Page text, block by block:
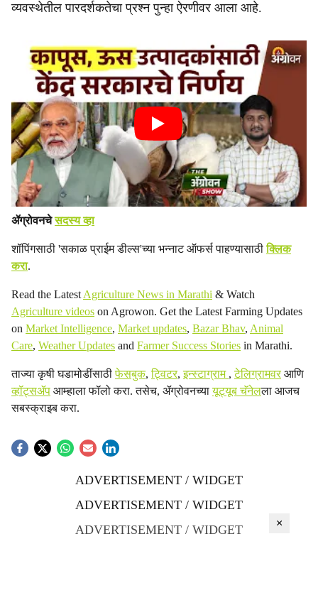
व्यवस्थेतील पारदर्शकतेचा प्रश्न पुन्हा ऐरणीवर आला आहे.
ॲग्रोवनचेसदस्य व्हा
शॉपिंगसाठी 'सकाळ प्राईम डील्स'च्या भन्नाट ऑफर्स पाहण्यासाठीक्लिक
करा.
Read the Latest Agriculture News in Marathi & Watch
Agriculture videos on Agrowon. Get the Latest Farming Updates
on Market Intelligence, Market updates, Bazar Bhav, Animal
Care, Weather Updates and Farmer Success Stories in Marathi.
ताज्या कृषी घडामोडींसाठीफेसबुक,ट्विटर,इन्स्टाग्राम ,टेलिग्रामवरआणि
व्हॉट्सॲप आम्हाला फॉलो करा. तसेच, ॲग्रोवनच्यायूट्यूब चॅनेलला आजच
सबस्क्राइब करा.
ADVERTISEMENT / WIDGET
ADVERTISEMENT / WIDGET
ADVERTISEMENT / WIDGET
×